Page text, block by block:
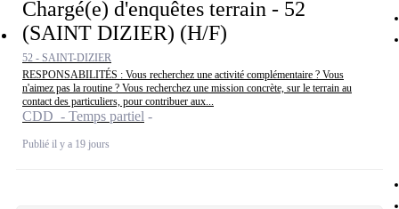
Chargé(e) d'enquêtes terrain - 52
(SAINT DIZIER) (H/F)
52 - SAINT-DIZIER
RESPONSABILITÉS : Vous recherchez une activité complémentaire ? Vous
n'aimez pas la routine ? Vous recherchez une mission concrète, sur le terrain au
contact des particuliers, pour contribuer aux...
CDD - Temps partiel
Publié il y a 19 jours